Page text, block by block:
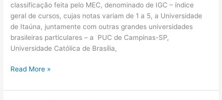
classificação feita pelo MEC, denominado de IGC – índice
geral de cursos, cujas notas variam de 1 a 5, a Universidade
de Itaúna, juntamente com outras grandes universidades
brasileiras particulares – a PUC de Campinas-SP,
Universidade Católica de Brasília,
Read More »